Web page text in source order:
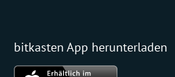
bitkasten App herunterladen